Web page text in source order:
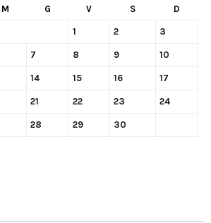
M G V S D
1 2 3
7 8 9 10
14 15 16 17
21 22 23 24
28 29 30